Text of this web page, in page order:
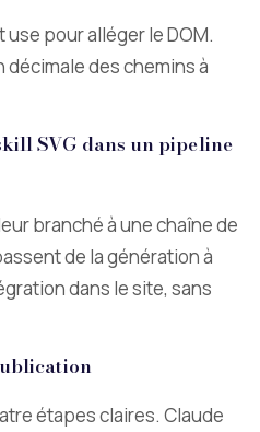
pour alléger le DOM.
décimale des chemins à
SVG dans un pipeline
branché à une chaîne de
de la génération à
dans le site, sans
étapes claires. Claude